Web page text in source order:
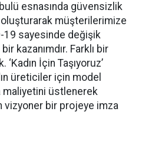
esnasında güvensizlik
müşterilerimize
19 sayesinde değişik
kazanımdır. Farklı bir
‘Kadın İçin Taşıyoruz’
üreticiler için model
maliyetini üstlenerek
vizyoner bir projeye imza